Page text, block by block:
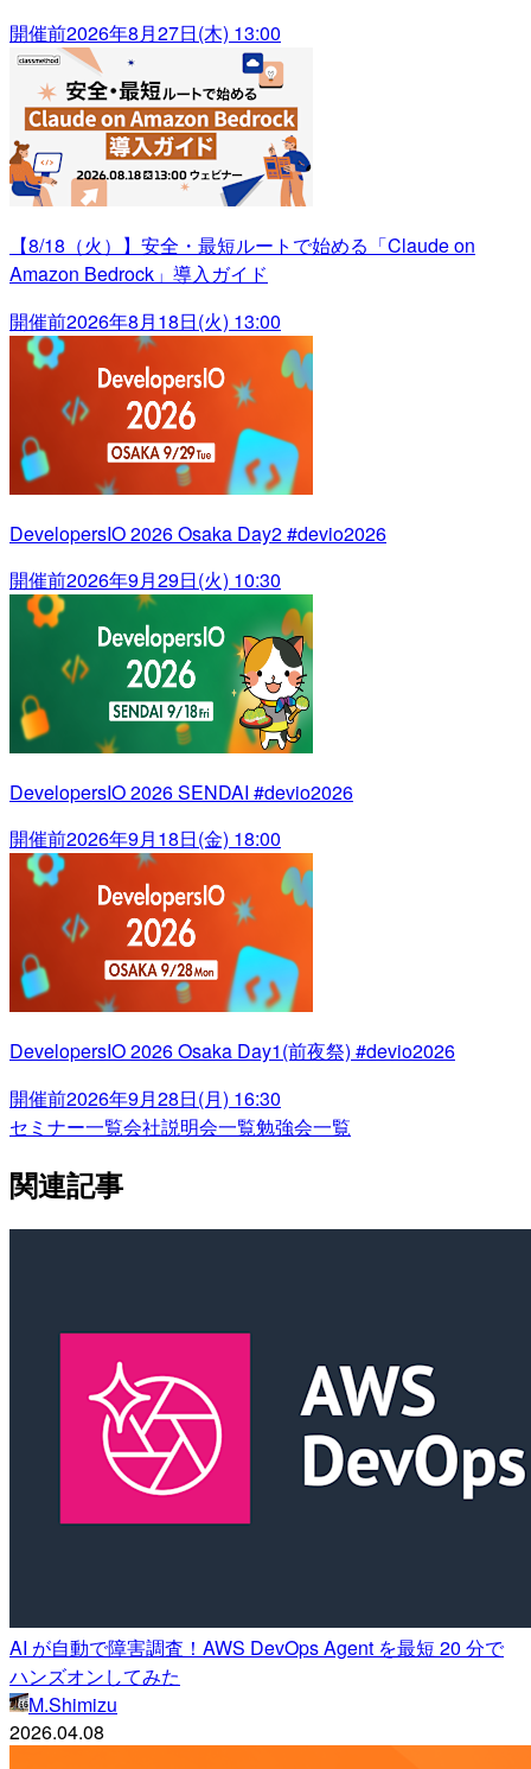
開催前2026年8月27日(木) 13:00
【8/18（火）】安全・最短ルートで始める「Claude on
Amazon Bedrock」導入ガイド
開催前2026年8月18日(火) 13:00
DevelopersIO 2026 Osaka Day2 #devio2026
開催前2026年9月29日(火) 10:30
DevelopersIO 2026 SENDAI #devio2026
開催前2026年9月18日(金) 18:00
DevelopersIO 2026 Osaka Day1(前夜祭) #devio2026
開催前2026年9月28日(月) 16:30
セミナー一覧会社説明会一覧勉強会一覧
関連記事
AI が自動で障害調査！AWS DevOps Agent を最短 20 分で
ハンズオンしてみた
M.Shimizu
2026.04.08